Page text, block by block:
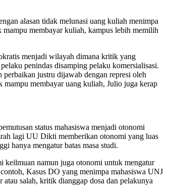
alasan tidak melunasi uang kuliah menimpa
membayar kuliah, kampus lebih memilih
menjadi wilayah dimana kritik yang
penindas disamping pelaku komersialisasi.
justru dijawab dengan represi oleh
mampu membayar uang kuliah, Julio juga kerap
status mahasiswa menjadi otonomi
lagi UU Dikti memberikan otonomi yang luas
hanya mengatur batas masa studi.
keilmuan namun juga otonomi untuk mengatur
Kasus DO yang menimpa mahasiswa UNJ
salah, kritik dianggap dosa dan pelakunya